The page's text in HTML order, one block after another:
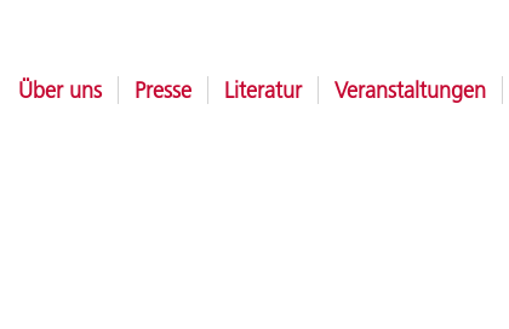
Über uns Presse Literatur Veranstaltungen